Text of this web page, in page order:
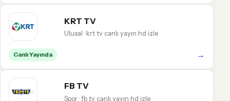
KRT TV
Ulusal · krt tv canlı yayın hd izle
Canlı Yayında →
FB TV
Spor · fb tv canlı yayın hd izle